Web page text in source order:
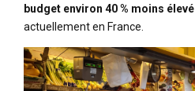
budget environ 40 % moins élevé
actuellement en France.